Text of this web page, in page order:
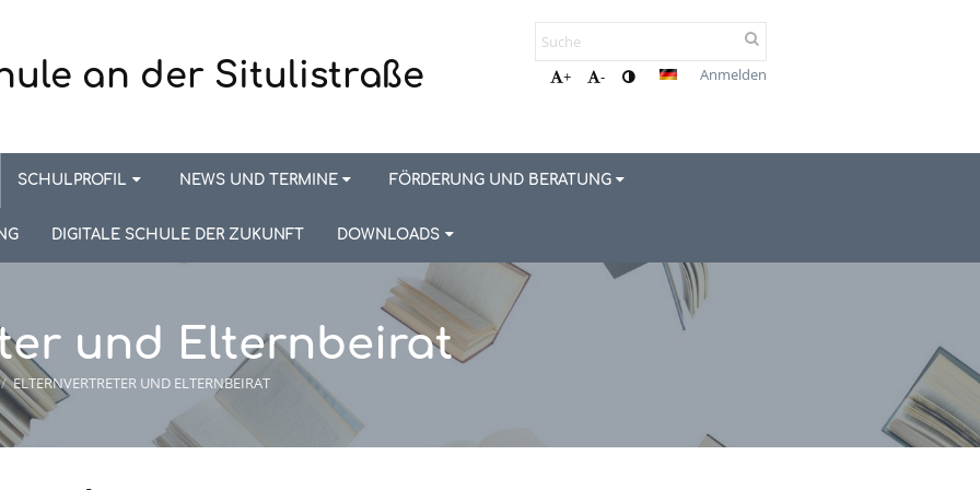
an der Situlistraße + - Anmelden
SCHULPROFIL NEWS UND TERMINE FÖRDERUNG UND BERATUNG
DIGITALE SCHULE DER ZUKUNFT DOWNLOADS
und Elternbeirat
/ ELTERNVERTRETER UND ELTERNBEIRAT